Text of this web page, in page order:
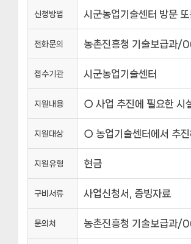
신청방법 시군농업기술센터 방문 또
전화문의 농촌진흥청 기술보급
접수기관 시군농업기술센터
지원내용 ○ 사업 추진에 필요한 시
지원대상 ○ 농업기술센터에서 추진
지원유형 현금
구비서류 사업신청서, 증빙자료
문의처 농촌진흥청 기술보급